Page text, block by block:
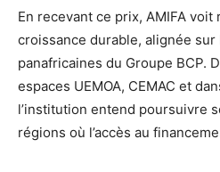
En recevant ce prix, AMIFA
croissance durable, alignée
panafricaines du Groupe BCP.
espaces UEMOA, CEMAC et
l’institution entend poursuivre
régions où l’accès au